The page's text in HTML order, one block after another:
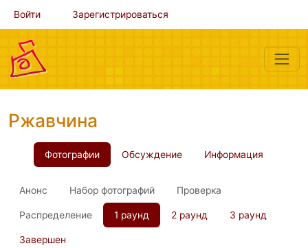
Войти Зарегистрироваться
Ржавчина
Фотографии Обсуждение Информация
Анонс Набор фотографий Проверка
Распределение 1 раунд 2 раунд 3 раунд
Завершен